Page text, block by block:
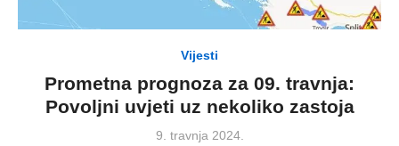
Vijesti
Prometna prognoza za 09. travnja:
Povoljni uvjeti uz nekoliko zastoja
Posted
9. travnja 2024.